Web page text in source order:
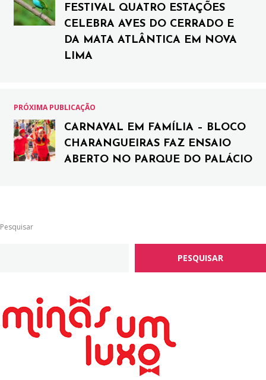
FESTIVAL QUATRO ESTAÇÕES
CELEBRA AVES DO CERRADO E
DA MATA ATLÂNTICA EM NOVA
LIMA
PRÓXIMA PUBLICAÇÃO
CARNAVAL EM FAMÍLIA – BLOCO
CHARANGUEIRAS FAZ ENSAIO
ABERTO NO PARQUE DO PALÁCIO
Pesquisar
PESQUISAR